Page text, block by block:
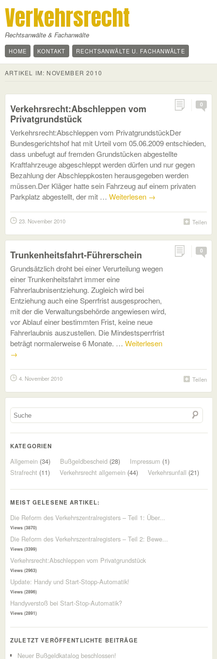
Verkehrsrecht
Rechtsanwälte & Fachanwälte
HOME KONTAKT RECHTSANWÄLTE U. FACHANWÄLTE
ARTIKEL IM: NOVEMBER 2010
0
Verkehrsrecht:Abschleppen vom
Privatgrundstück
Verkehrsrecht:Abschleppen vom PrivatgrundstückDer
Bundesgerichtshof hat mit Urteil vom 05.06.2009 entschieden,
dass unbefugt auf fremden Grundstücken abgestellte
Kraftfahrzeuge abgeschleppt werden dürfen und nur gegen
Bezahlung der Abschleppkosten herausgegeben werden
müssen.Der Kläger hatte sein Fahrzeug auf einem privaten
Parkplatz abgestellt, der mit … Weiterlesen →
Teilen
23. November 2010
0
Trunkenheitsfahrt-Führerschein
Grundsätzlich droht bei einer Verurteilung wegen
einer Trunkenheitsfahrt immer eine
Fahrerlaubnisentziehung. Zugleich wird bei
Entziehung auch eine Sperrfrist ausgesprochen,
mit der die Verwaltungsbehörde angewiesen wird,
vor Ablauf einer bestimmten Frist, keine neue
Fahrerlaubnis auszustellen. Die Mindestsperrfrist
beträgt normalerweise 6 Monate. … Weiterlesen
→
Teilen
4. November 2010
KATEGORIEN
Allgemein (34) Bußgeldbescheid (28) Impressum (1)
Strafrecht (11) Verkehrsrecht allgemein (44) Verkehrsunfall (21)
MEIST GELESENE ARTIKEL:
Die Reform des Verkehrszentralregisters – Teil 1: Über...
Views (3870)
Die Reform des Verkehrszentralregisters – Teil 2: Bewe...
Views (3399)
Verkehrsrecht:Abschleppen vom Privatgrundstück
Views (2963)
Update: Handy und Start-Stopp-Automatik!
Views (2896)
Handyverstoß bei Start-Stop-Automatik?
Views (2891)
ZULETZT VERÖFFENTLICHTE BEITRÄGE
Neuer Bußgeldkatalog beschlossen!